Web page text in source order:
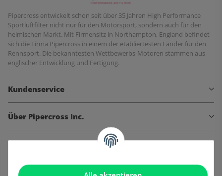
Pipercross entwickelt schon seit über 35 Jahren High Performance
Sportluftfilter nicht nur für den Motorsport, sondern auch für den
heimischen Markt. Mit Firmensitz in Northampton, England befindet
sich die Firma Pipercross in einem der etabliertesten Länder für den
Rennsport. Die bekanntesten Wettbewerbs-Motoren stammen aus
englischer Entwicklung und Fertigung.
Kundenservice
Über Pipercross Inc.
Informationen
Gesetzliche Informationen